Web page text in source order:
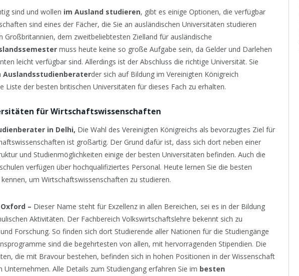
sind und wollen im Ausland studieren, gibt es einige Optionen, die verfügbar
sind eines der Fächer, die Sie an ausländischen Universitäten studieren
Großbritannien, dem zweitbeliebtesten Zielland für ausländische
muss heute keine so große Aufgabe sein, da Gelder und Darlehen
leicht verfügbar sind. Allerdings ist der Abschluss die richtige Universität. Sie
Auslandsstudienberaterder sich auf Bildung im Vereinigten Königreich
Liste der besten britischen Universitäten für dieses Fach zu erhalten.
für Wirtschaftswissenschaften
in Delhi, Die Wahl des Vereinigten Königreichs als bevorzugtes Ziel für
ist großartig. Der Grund dafür ist, dass sich dort neben einer
und Studienmöglichkeiten einige der besten Universitäten befinden. Auch die
verfügen über hochqualifiziertes Personal. Heute lernen Sie die besten
um Wirtschaftswissenschaften zu studieren.
– Dieser Name steht für Exzellenz in allen Bereichen, sei es in der Bildung
Aktivitäten. Der Fachbereich Volkswirtschaftslehre bekennt sich zu
Forschung. So finden sich dort Studierende aller Nationen für die Studiengänge
sind die begehrtesten von allen, mit hervorragenden Stipendien. Die
die mit Bravour bestehen, befinden sich in hohen Positionen in der Wissenschaft
Unternehmen. Alle Details zum Studiengang erfahren Sie im besten